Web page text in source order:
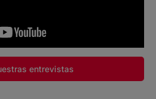
entrevistas